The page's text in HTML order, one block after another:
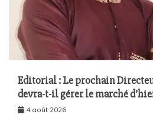
Editorial : Le prochain
devra-t-il gérer le marché
4 août 2026